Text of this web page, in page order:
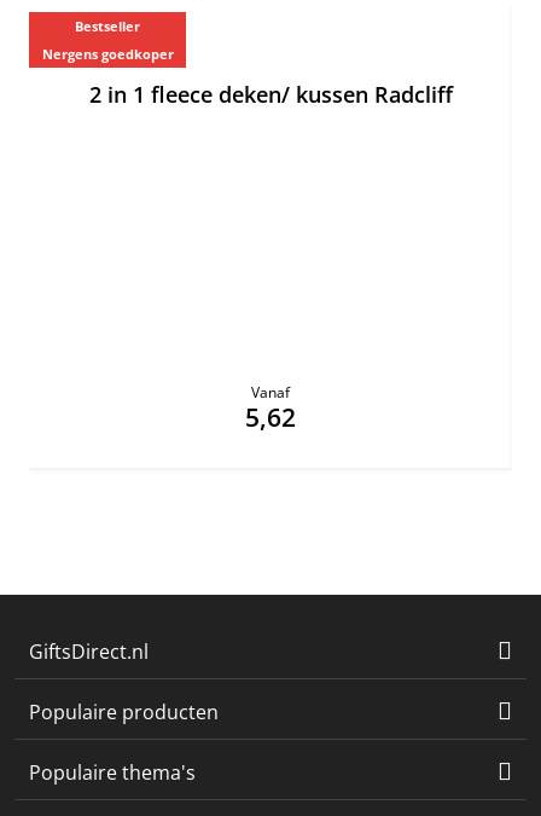
Bestseller
Nergens goedkoper
2 in 1 fleece deken/ kussen Radcliff
Vanaf
5,62
GiftsDirect.nl
Populaire producten
Populaire thema's